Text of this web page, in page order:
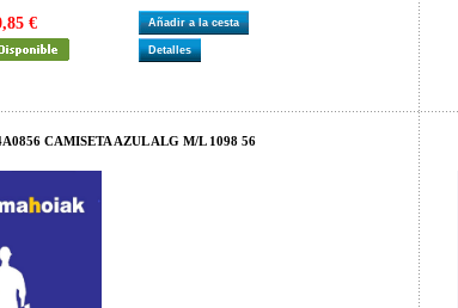
€ Añadir a la cesta
Detalles
CAMISETA AZUL ALG M/L 1098 56